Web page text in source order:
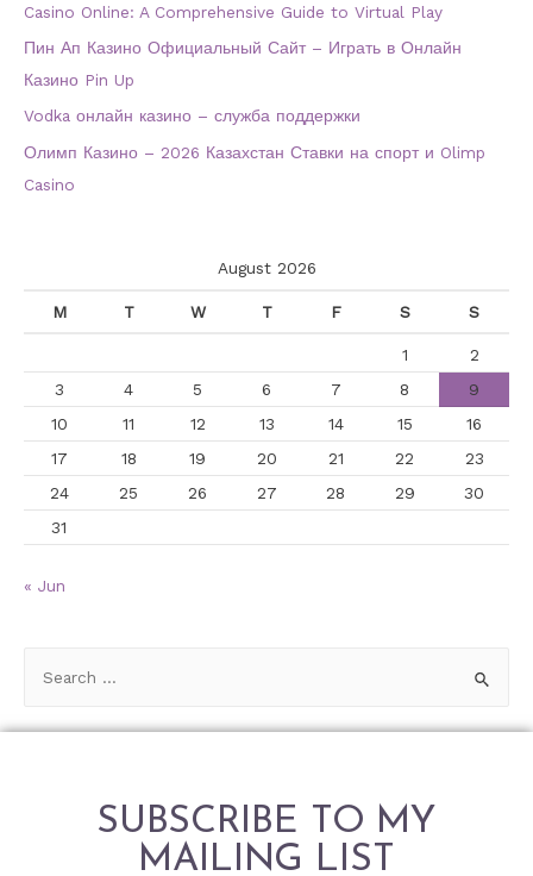
Casino Online: A Comprehensive Guide to Virtual Play
Пин Ап Казино Официальный Сайт – Играть в Онлайн
Казино Pin Up
Vodka онлайн казино – служба поддержки
Олимп Казино – 2026 Казахстан Ставки на спорт и Olimp
Casino
August 2026
M T W T F S S
1
2
3
4 5 6 7 8
9
10
11 12 13 14 15
16
17
18 19 20 21 22
23
24
25 26 27 28 29
30
31
« Jun
SUBSCRIBE TO MY
MAILING LIST